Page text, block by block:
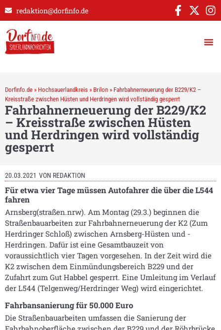
redaktion@dorfinfo.de
Dorfinfo.de » Hochsauerlandkreis » Brilon » Fahrbahnerneuerung der B229/K2 –
Kreisstraße zwischen Hüsten und Herdringen wird vollständig gesperrt
Fahrbahnerneuerung der B229/K2
– Kreisstraße zwischen Hüsten
und Herdringen wird vollständig
gesperrt
20.03.2021 VON REDAKTION
Für etwa vier Tage müssen Autofahrer die über die L544
fahren
Arnsberg(straßen.nrw). Am Montag (29.3.) beginnen die
Straßenbauarbeiten zur Fahrbahnerneuerung der K2 (Zum
Herdringer Schloß) zwischen Arnsberg-Hüsten und -
Herdringen. Dafür ist eine Gesamtbauzeit von
voraussichtlich vier Tagen vorgesehen. In der Zeit wird die
K2 zwischen dem Einmündungsbereich B229 und der
Zufahrt zum Gut Habbel gesperrt. Eine Umleitung im Verlauf
der L544 (Telgenweg/Herdringer Weg) wird eingerichtet.
Fahrbansanierung für 50.000 Euro
Die Straßenbauarbeiten umfassen die Sanierung der